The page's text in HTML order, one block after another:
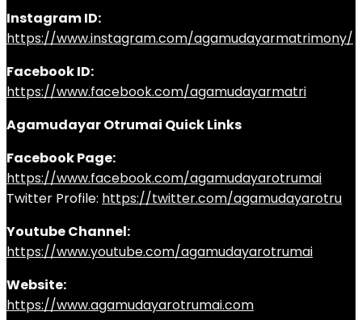
Instagram ID:
https://www.instagram.com/agamudayarmatrimony/
Facebook ID:
https://www.facebook.com/agamudayarmatri
Agamudayar Otrumai Quick Links
Facebook Page:
https://www.facebook.com/agamudayarotrumai
Twitter Profile: https://twitter.com/agamudayarotru
Youtube Channel:
https://www.youtube.com/agamudayarotrumai
Website:
https://www.agamudayarotrumai.com